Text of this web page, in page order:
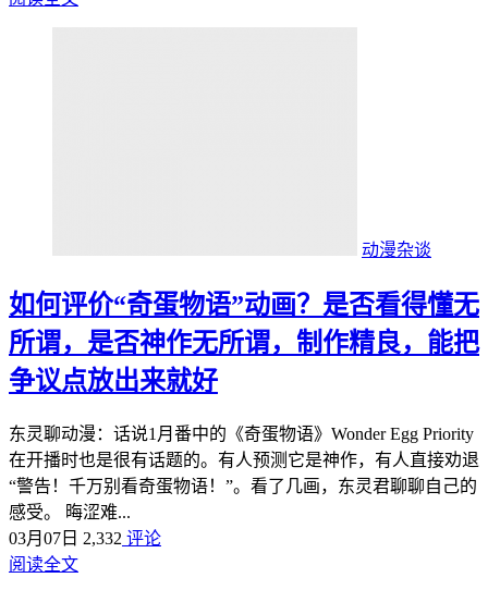
动漫杂谈
如何评价“奇蛋物语”动画？是否看得懂无
所谓，是否神作无所谓，制作精良，能把
争议点放出来就好
东灵聊动漫：话说1月番中的《奇蛋物语》Wonder Egg Priority
在开播时也是很有话题的。有人预测它是神作，有人直接劝退
“警告！千万别看奇蛋物语！”。看了几画，东灵君聊聊自己的
感受。 晦涩难...
03月07日 2,332 评论
阅读全文